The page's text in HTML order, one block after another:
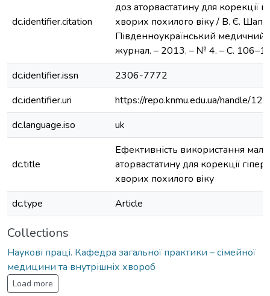
dc.identifier.citation
доз аторвастатину для корекції
хворих похилого віку / В. Є.
Південноукраїнський медичний
журнал. – 2013. – № 4. – С.
dc.identifier.issn
2306-7772
dc.identifier.uri
https://repo.knmu.edu.ua/handle/
dc.language.iso
uk
dc.title
Ефективність використання
аторвастатину для корекції
хворих похилого віку
dc.type
Article
Collections
Наукові праці. Кафедра загальної практики – сімейної
медицини та внутрішніх хвороб
Load more